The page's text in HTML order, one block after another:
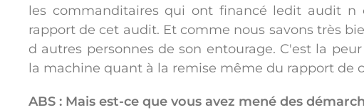
les commanditaires qui ont financé ledit audit
rapport de cet audit. Et comme nous savons très
d autres personnes de son entourage. C'est la
la machine quant à la remise même du rapport de
ABS : Mais est-ce que vous avez mené des